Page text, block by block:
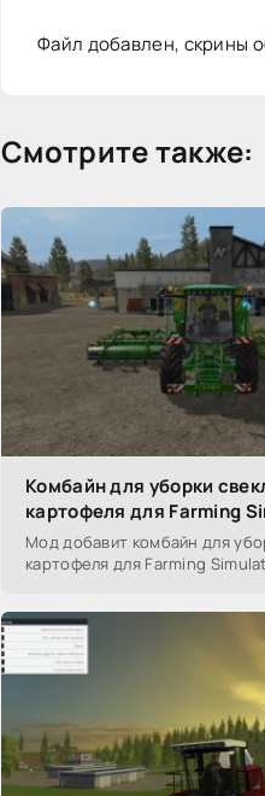
Файл добавлен, скрины
Смотрите также:
Комбайн для уборки
картофеля для Farming
Мод добавит комбайн для
картофеля для Farming